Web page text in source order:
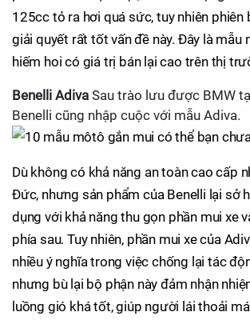
125cc tỏ ra hơi quá sức, tuy nhiên phiên
giải quyết rất tốt vấn đề này. Đây là mẫu
hiếm hoi có giá trị bán lại cao trên thị
Benelli Adiva Sau trào lưu được BMW
Benelli cũng nhập cuộc với mẫu Adiva.
Dù không có khả năng an toàn cao cấp
Đức, nhưng sản phẩm của Benelli lại sở
dụng với khả năng thu gọn phần mui xe
phía sau. Tuy nhiên, phần mui xe của
nhiều ý nghĩa trong việc chống lại tác
nhưng bù lại bộ phận này đảm nhận
luồng gió khá tốt, giúp người lái thoải